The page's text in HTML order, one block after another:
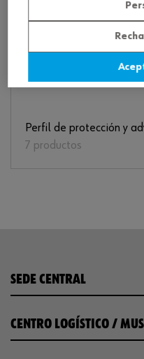
Perfil de protección y
7 productos
SEDE CENTRAL
CENTRO LOGÍSTICO /